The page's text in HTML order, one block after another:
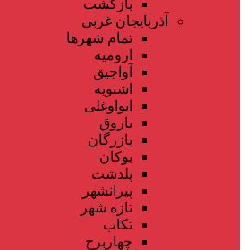
بازگشت
آذربایجان غربی
تمام شهر‌ها
ارومیه
آواجیق
اشنویه
ایواوغلی
باروق
بازرگان
بوکان
پلدشت
پیرانشهر
تازه شهر
تکاب
چهاربرج